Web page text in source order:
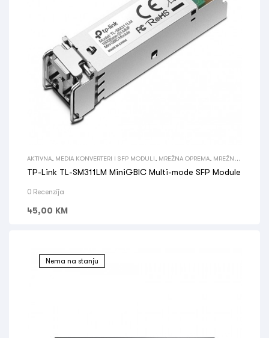
AKTIVNA MEDIA KONVERTERI I SFP MODULI MREŽNA OPREMA MREŽNA
TP-Link TL-SM311LM MiniGBIC Multi-mode SFP Module
0 Recenzija
45,00 KM
Nema na stanju